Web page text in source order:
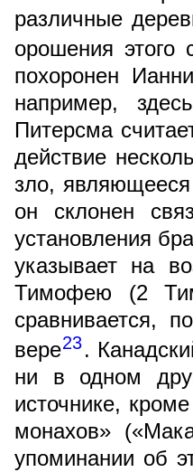
различные
орошения этого
похоронен
например,
Питерсма
действие
зло,
он склонен
установления
указывает на
Тимофею (2
сравнивается,
вере23.
ни в одном
источнике,
монахов»
упоминании об